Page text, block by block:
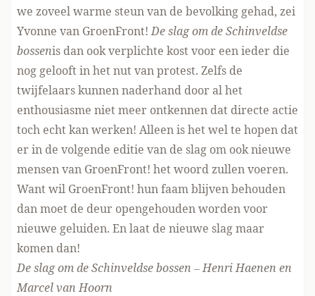
we zoveel warme steun van de bevolking gehad, zei
Yvonne van GroenFront!De slag om de Schinveldse
bossenis dan ook verplichte kost voor een ieder die
nog gelooft in het nut van protest. Zelfs de
twijfelaars kunnen naderhand door al het
enthousiasme niet meer ontkennen dat directe actie
toch echt kan werken! Alleen is het wel te hopen dat
er in de volgende editie van de slag om ook nieuwe
mensen van GroenFront! het woord zullen voeren.
Want wil GroenFront! hun faam blijven behouden
dan moet de deur opengehouden worden voor
nieuwe geluiden. En laat de nieuwe slag maar
komen dan!
De slag om de Schinveldse bossen – Henri Haenen en
Marcel van Hoorn